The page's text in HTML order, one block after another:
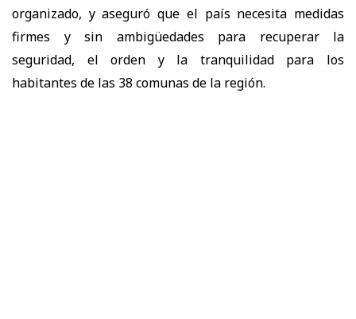
organizado, y aseguró que el país necesita medidas
firmes y sin ambigüedades para recuperar la
seguridad, el orden y la tranquilidad para los
habitantes de las 38 comunas de la región.